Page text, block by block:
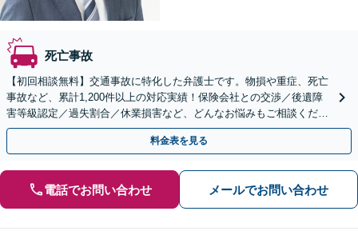
死亡事故
【初回相談無料】交通事故に特化した弁護士です。物損や重症、死亡
事故など、累計1,200件以上の対応実績！保険会社との交渉／後遺障
害等級認定／過失割合／休業損害など、どんなお悩みもご相談くださ
い【夜間・休日面談可】【完全個室】【片原町駅5分】
料金表を見る
電話でお問い合わせ メールでお問い合わせ